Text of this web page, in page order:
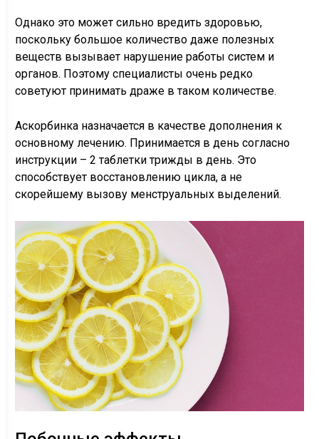
Однако это может сильно вредить здоровью,
поскольку большое количество даже полезных
веществ вызывает нарушение работы систем и
органов. Поэтому специалисты очень редко
советуют принимать драже в таком количестве.
Аскорбинка назначается в качестве дополнения к
основному лечению. Принимается в день согласно
инструкции – 2 таблетки трижды в день. Это
способствует восстановлению цикла, а не
скорейшему вызову менструальных выделений.